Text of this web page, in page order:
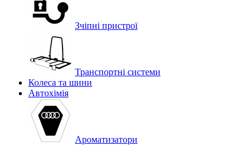
Зчіпні пристрої
Транспортні системи
Колеса та шини
Автохімія
Ароматизатори